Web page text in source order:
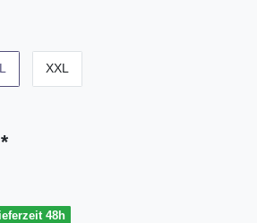
XXL
*
48h